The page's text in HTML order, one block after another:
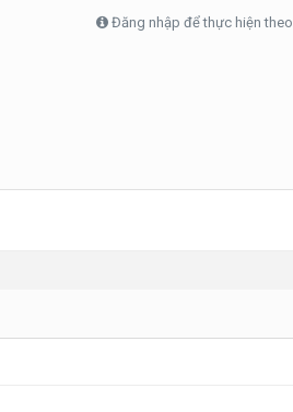
Đăng nhập để thực hiện theo